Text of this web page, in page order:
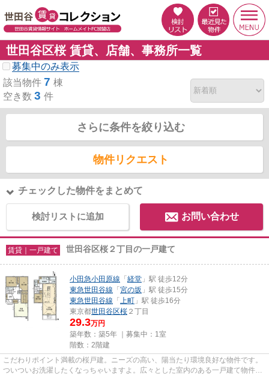
世田谷区桜 賃貸、店舗、事務所一覧
募集中のみ表示
該当物件 7 棟
空き数 3 件
さらに条件を絞り込む
物件リクエスト
チェックした物件をまとめて
検討リストに追加 お問い合わせ
賃貸｜一戸建て 世田谷区桜２丁目の一戸建て
小田急小田原線 「経堂 」駅 徒歩12分
東急世田谷線 「宮の坂 」駅 徒歩15分
東急世田谷線 「 上町 」駅 徒歩16分
東京都世田谷区桜 ２丁目
29.3万円
築年数：築5年 ｜募集中： 1室
階数：2階建
こだわりポイント満載の桜戸建。ニーズの高い、陽当たり環境良好な物件です。
ついついお洗濯したくなっちゃいますよ。広々とした室内のある一戸建て物件は